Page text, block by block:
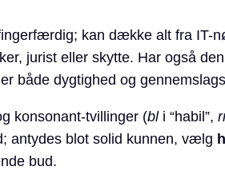
kan dække alt fra IT-
jurist eller skytte. Har også
både dygtighed og
konsonant-tvillinger (bli “habil”,
antydes blot solid kunnen, vælg
bud.